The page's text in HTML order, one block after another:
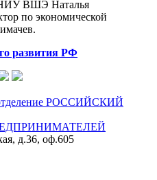
НИУ ВШЭ Наталья
по экономической
развития РФ
РОССИЙСКИЙ
д.36, оф.605